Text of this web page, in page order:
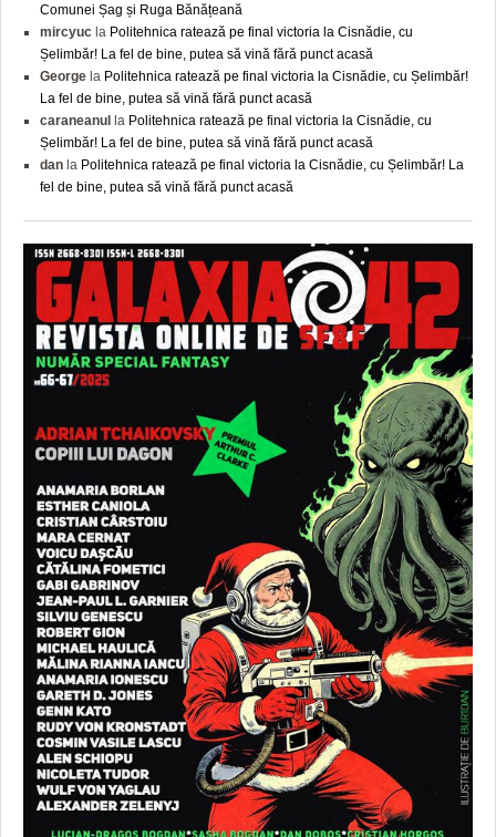
Comunei Șag și Ruga Bănățeană
mircyuc la Politehnica ratează pe final victoria la Cisnădie, cu
Șelimbăr! La fel de bine, putea să vină fără punct acasă
George la Politehnica ratează pe final victoria la Cisnădie, cu Șelimbăr!
La fel de bine, putea să vină fără punct acasă
caraneanul la Politehnica ratează pe final victoria la Cisnădie, cu
Șelimbăr! La fel de bine, putea să vină fără punct acasă
dan la Politehnica ratează pe final victoria la Cisnădie, cu Șelimbăr! La
fel de bine, putea să vină fără punct acasă